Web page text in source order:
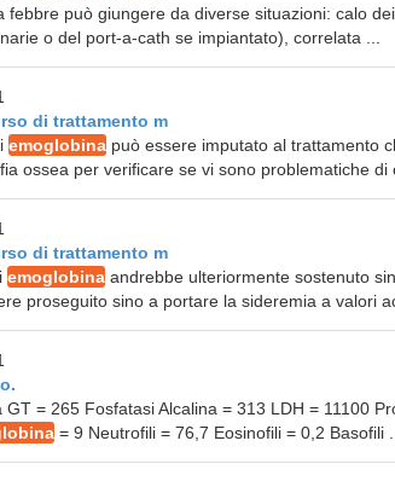
febbre può giungere da diverse situazioni: calo
o del port-a-cath se impiantato), correlata ...
di trattamento m
emoglobina può essere imputato al trattamento
ossea per verificare se vi sono problematiche di
di trattamento m
emoglobina andrebbe ulteriormente sostenuto
proseguito sino a portare la sideremia a valori
GT = 265 Fosfatasi Alcalina = 313 LDH = 11100
= 9 Neutrofili = 76,7 Eosinofili = 0,2 Basofili ...